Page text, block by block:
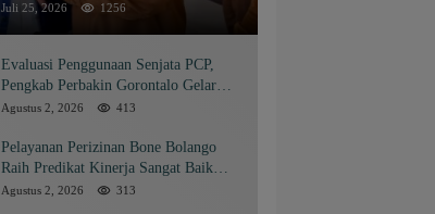
Juli 25, 2026 1256
Evaluasi Penggunaan Senjata PCP,
Pengkab Perbakin Gorontalo Gelar
Rapat Pengurus
Agustus 2, 2026 413
Pelayanan Perizinan Bone Bolango
Raih Predikat Kinerja Sangat Baik
Tingkat Nasional
Agustus 2, 2026 313